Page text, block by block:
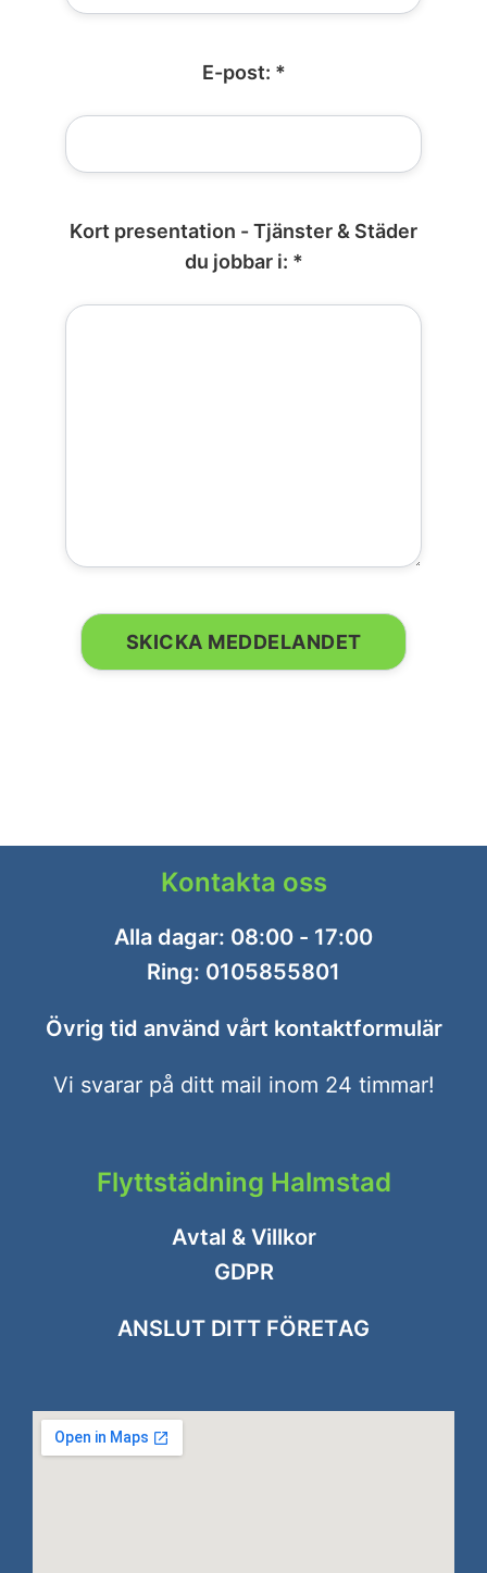
E-post: *
Kort presentation - Tjänster & Städer
du jobbar i: *
Kontakta oss
Alla dagar: 08:00 - 17:00
Ring: 0105855801
Övrig tid använd vårt kontaktformulär
Vi svarar på ditt mail inom 24 timmar!
Flyttstädning Halmstad
Avtal & Villkor
GDPR
ANSLUT DITT FÖRETAG